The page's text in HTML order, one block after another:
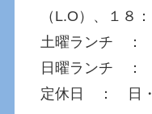
（L.O）、１８
土曜ランチ
日曜ランチ
定休日 ： 日